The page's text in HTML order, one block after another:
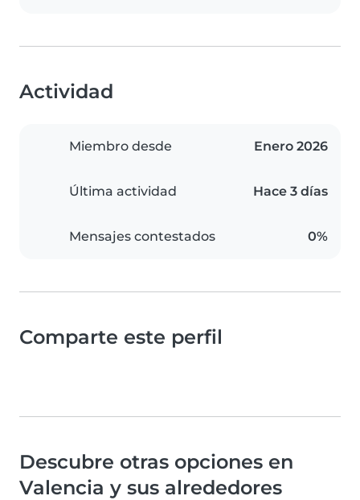
Actividad
Miembro desde Enero 2026
Última actividad Hace 3 días
Mensajes contestados 0%
Comparte este perfil
Descubre otras opciones en
Valencia y sus alrededores